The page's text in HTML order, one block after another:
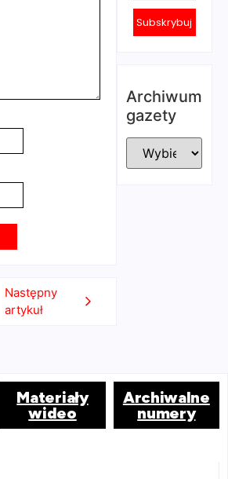
Następny
artykuł
Subskrybuj
Archiwum
gazety
Materiały
wideo
Archiwalne
numery